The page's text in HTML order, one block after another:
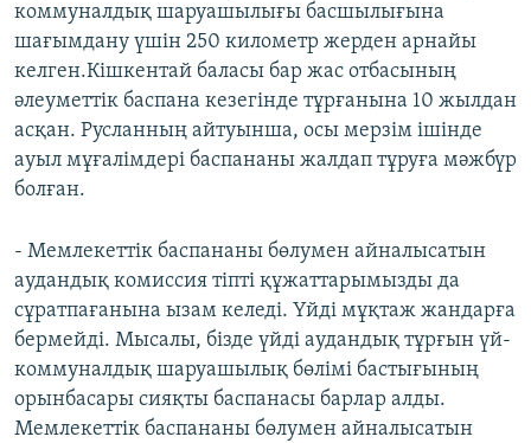
коммуналдық шаруашылығы басшылығына
шағымдану үшін 250 километр жерден арнайы
келген.Кішкентай баласы бар жас отбасының
әлеуметтік баспана кезегінде тұрғанына 10 жылдан
асқан. Русланның айтуынша, осы мерзім ішінде
ауыл мұғалімдері баспананы жалдап тұруға мәжбүр
болған.
- Мемлекеттік баспананы бөлумен айналысатын
аудандық комиссия тіпті құжаттарымызды да
сұратпағанына ызам келеді. Үйді мұқтаж жандарға
бермейді. Мысалы, бізде үйді аудандық тұрғын үй-
коммуналдық шаруашылық бөлімі бастығының
орынбасары сияқты баспанасы барлар алды.
Мемлекеттік баспананы бөлумен айналысатын